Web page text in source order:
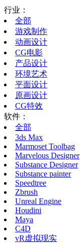
行业：
全部
游戏制作
动画设计
CG电影
产品设计
环境艺术
平面设计
原画设计
CG特效
软件：
全部
3ds Max
Marmoset Toolbag
Marvelous Designer
Substance Designer
Substance painter
Speedtree
Zbrush
Unreal Engine
Houdini
Maya
C4D
vR虚拟现实